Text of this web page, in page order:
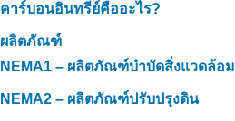
คาร์บอนอินทรีย์คืออะไร?
ผลิตภัณฑ์
NEMA1 – ผลิตภัณฑ์บำบัดสิ่งแวดล้อม
NEMA2 – ผลิตภัณฑ์ปรับปรุงดิน